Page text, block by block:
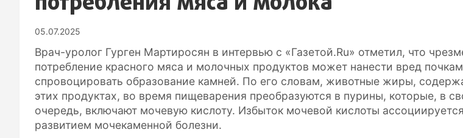
05.07.2025
Врач-уролог Гурген Мартиросян в интервью с «Газетой.Ru» отметил, что
потребление красного мяса и молочных продуктов может нанести вред
спровоцировать образование камней. По его словам, животные жиры,
этих продуктах, во время пищеварения преобразуются в пурины, которые, в
очередь, включают мочевую кислоту. Избыток мочевой кислоты
развитием мочекаменной болезни.